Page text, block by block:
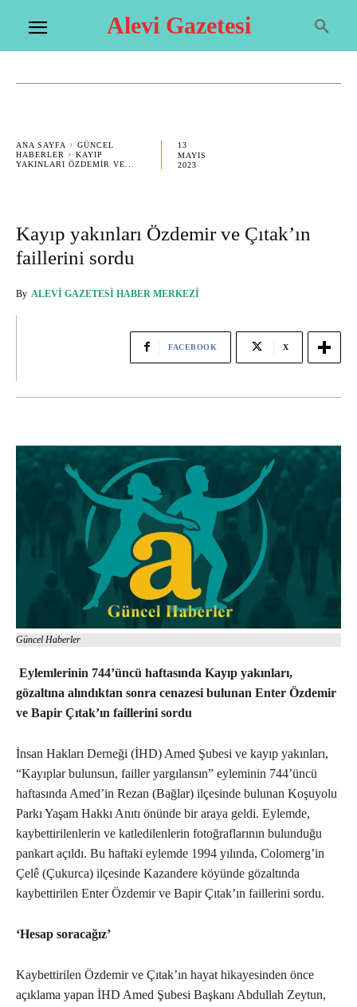
Alevi Gazetesi
ANA SAYFA
GÜNCEL
HABERLER
KAYIP
YAKINLARI ÖZDEMIR VE...
13
MAYIS
2023
Kayıp yakınları Özdemir ve Çıtak’ın
faillerini sordu
By ALEVI GAZETESI HABER MERKEZI
FACEBOOK X
Güncel Haberler
Eylemlerinin 744’üncü haftasında Kayıp yakınları,
gözaltına alındıktan sonra cenazesi bulunan Enter Özdemir
ve Bapir Çıtak’ın faillerini sordu
İnsan Hakları Derneği (İHD) Amed Şubesi ve kayıp yakınları,
“Kayıplar bulunsun, failler yargılansın” eyleminin 744’üncü
haftasında Amed’in Rezan (Bağlar) ilçesinde bulunan Koşuyolu
Parkı Yaşam Hakkı Anıtı önünde bir araya geldi. Eylemde,
kaybettirilenlerin ve katledilenlerin fotoğraflarının bulunduğu
pankart açıldı. Bu haftaki eylemde 1994 yılında, Colomerg’in
Çelê (Çukurca) ilçesinde Kazandere köyünde gözaltında
kaybettirilen Enter Özdemir ve Bapir Çıtak’ın faillerini sordu.
‘Hesap soracağız’
Kaybettirilen Özdemir ve Çıtak’ın hayat hikayesinden önce
açıklama yapan İHD Amed Şubesi Başkanı Abdullah Zeytun,